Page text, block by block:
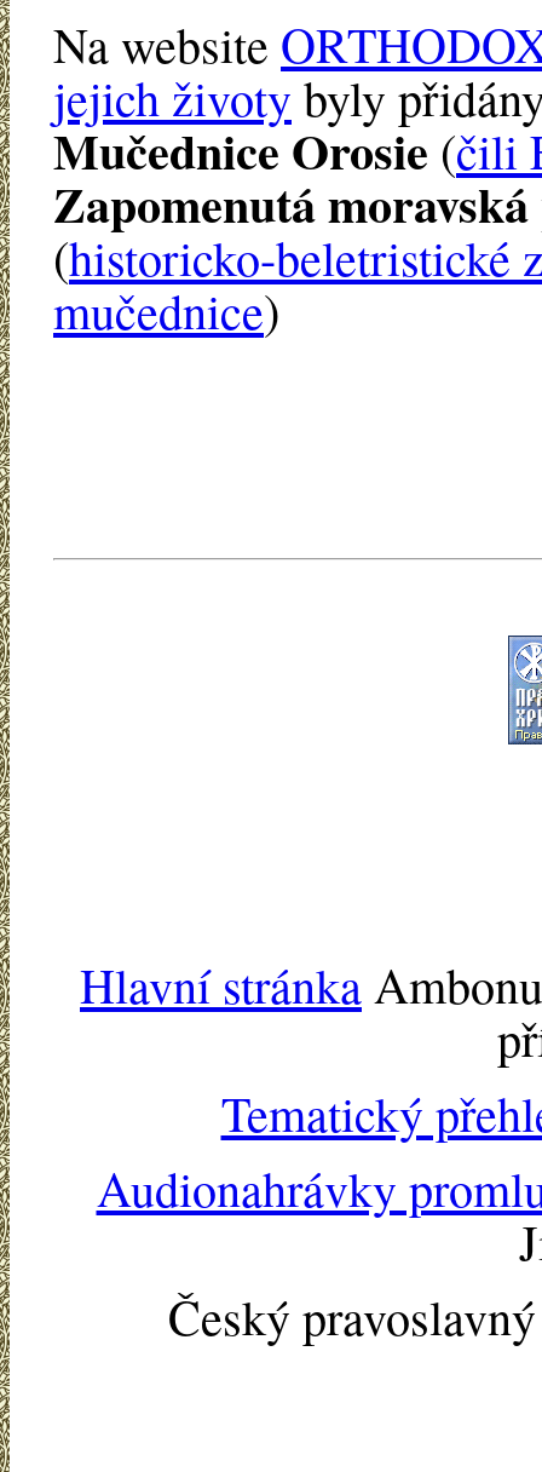
Na website
jejich životy byly
Mučednice Orosie (čili
Zapomenutá
(historicko-beletristické
mučednice)
Hlavní stránka
Tematický
Audionahrávky
Český